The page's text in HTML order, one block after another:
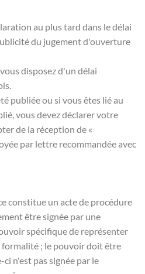
au plus tard dans le délai
du jugement d'ouverture
disposez d'un délai
publiée ou si vous êtes lié au
vous devez déclarer votre
de la réception de «
par lettre recommandée avec
constitue un acte de procédure
être signée par une
spécifique de représenter
; le pouvoir doit être
n'est pas signée par le